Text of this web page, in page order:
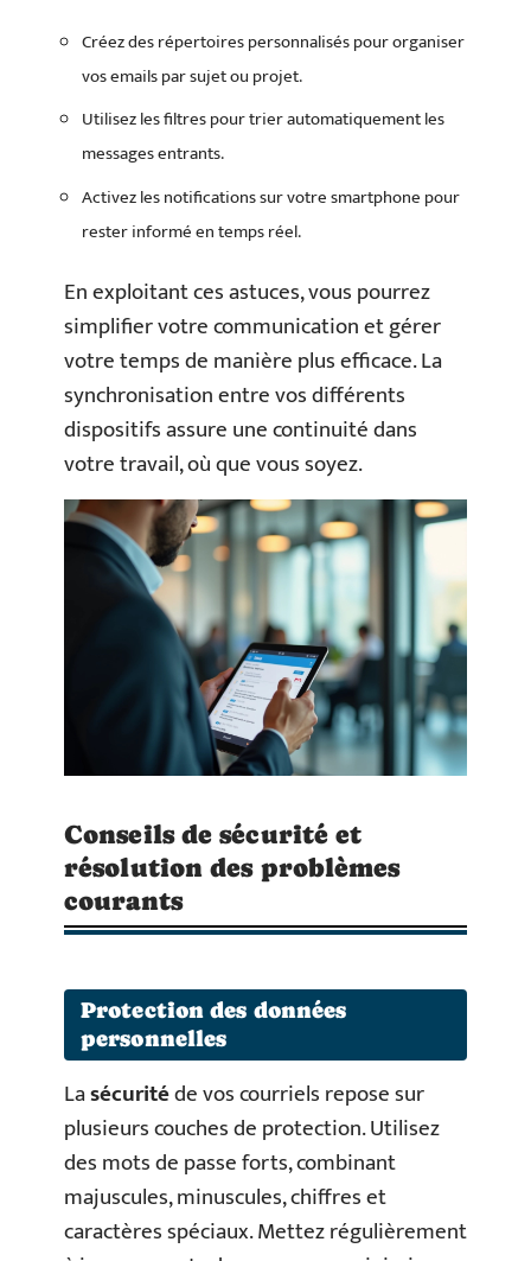
Créez des répertoires personnalisés pour organiser
vos emails par sujet ou projet.
Utilisez les filtres pour trier automatiquement les
messages entrants.
Activez les notifications sur votre smartphone pour
rester informé en temps réel.
En exploitant ces astuces, vous pourrez
simplifier votre communication et gérer
votre temps de manière plus efficace. La
synchronisation entre vos différents
dispositifs assure une continuité dans
votre travail, où que vous soyez.
Conseils de sécurité et
résolution des problèmes
courants
Protection des données
personnelles
Lasécuritéde vos courriels repose sur
plusieurs couches de protection. Utilisez
des mots de passe forts, combinant
majuscules, minuscules, chiffres et
caractères spéciaux. Mettez régulièrement